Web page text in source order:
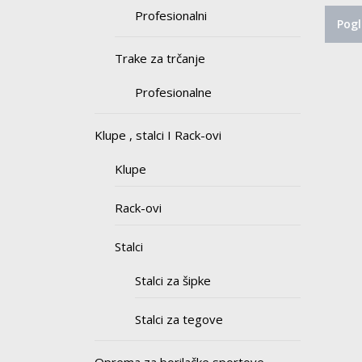
Profesionalni
Trake za trčanje
Profesionalne
Klupe , stalci I Rack-ovi
Klupe
Rack-ovi
Stalci
Stalci za šipke
Stalci za tegove